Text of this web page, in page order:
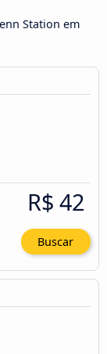
Station em
R$ 42
Buscar